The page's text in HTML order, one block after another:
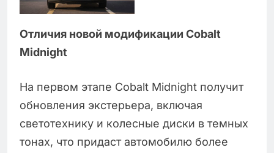
Отличия новой модификации Cobalt
Midnight
На первом этапе Cobalt Midnight получит
обновления экстерьера, включая
светотехнику и колесные диски в темных
тонах, что придаст автомобилю более